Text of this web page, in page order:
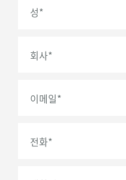
성*
회사*
이메일*
전화*